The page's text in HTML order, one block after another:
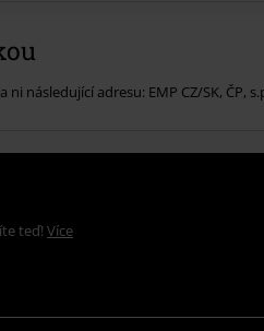
následující adresu: EMP CZ/SK, ČP,
teď! Více